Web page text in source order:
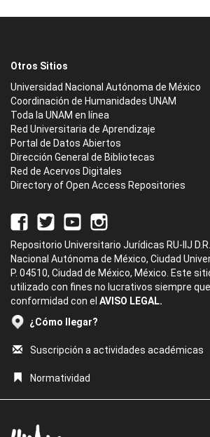
Otros Sitios
Universidad Nacional Autónoma de México
Coordinación de Humanidades UNAM
Toda la UNAM en línea
Red Universitaria de Aprendizaje
Portal de Datos Abiertos
Dirección General de Bibliotecas
Red de Acervos Digitales
Directory of Open Access Repositories
Repositorio Universitario Jurídicas RU-IIJ
Nacional Autónoma de México, Ciudad
P. 04510, Ciudad de México, México. Este
utilizado con fines no lucrativos siempre
conformidad con el AVISO LEGAL.
¿Cómo llegar?
Suscripción a actividades académicas
Normatividad